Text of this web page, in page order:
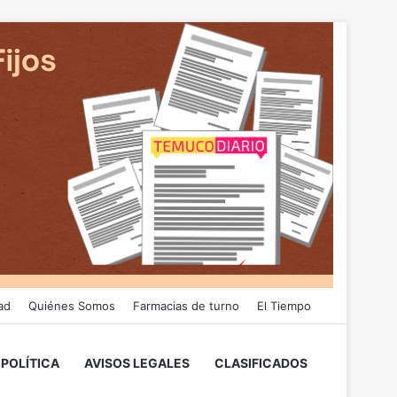
Quiénes Somos Farmacias de turno El Tiempo
POLÍTICA AVISOS LEGALES CLASIFICADOS